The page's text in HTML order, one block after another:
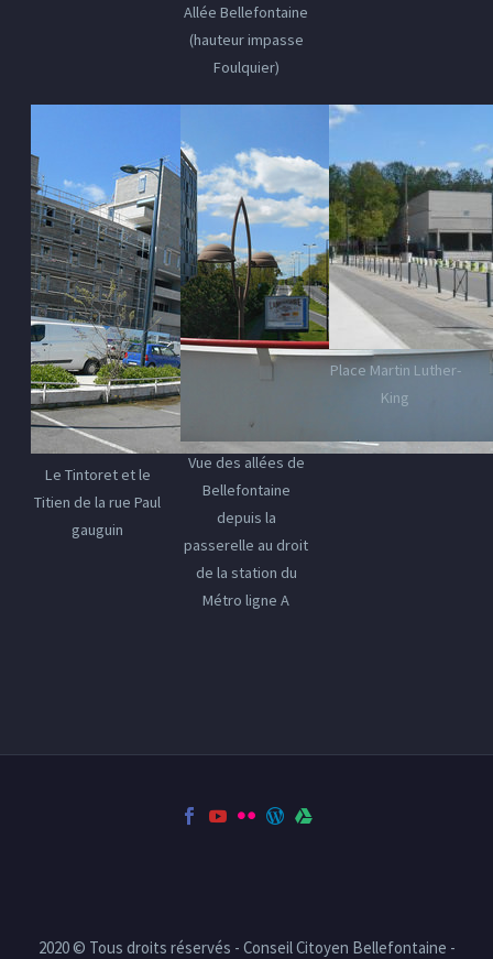
Allée Bellefontaine
(hauteur impasse
Foulquier)
Le Tintoret et le
Titien de la rue Paul
gauguin
Vue des allées de
Bellefontaine
depuis la
passerelle au droit
de la station du
Métro ligne A
Place Martin Luther-
King
2020 © Tous droits réservés - Conseil Citoyen Bellefontaine -